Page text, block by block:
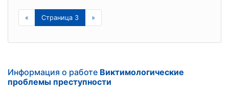
« Страница 3 »
Информация о работе Виктимологические
проблемы преступности